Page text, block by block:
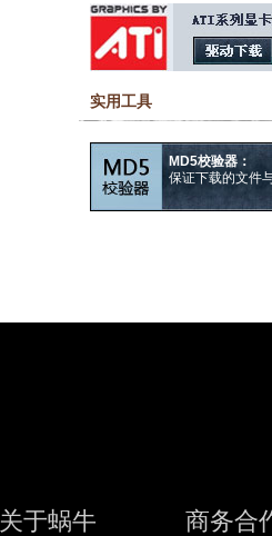
实用工具
MD5校验器：
保证下载的文件
关于蜗牛 商务合